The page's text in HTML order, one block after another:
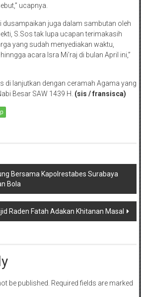
ucapnya.
dusampaikan juga dalam sambutan oleh
S.Sos tak lupa ucapan terimakasih
yang sudah menyediakan waktu,
acara Isra Mi’raj di bulan April ini,”
di lanjutkan dengan ceramah Agama yang
Besar SAW 1439 H. (sis / fransisca)
Bersama Kapolrestabes Surabaya
Bola
Raden Fatah Adakan Khitanan Masal
be published. Required fields are marked